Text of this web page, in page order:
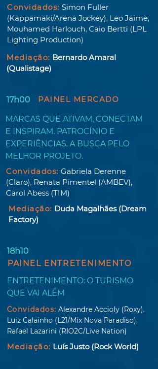
Convidados: Simon Fuller
(Kappamaki/Arena Jockey), Leo Jaime,
Mouhamed Harlouch, Caio Bertti (LPL
Lighting Production)
Mediação: Bernardo Amaral
(Qualistage)
17h00 PAINEL MERCADO
MARCAS QUE ATIVAM, CONECTAM
E INSPIRAM. PATROCÍNIO E
EXPERIÊNCIAS, A BUSCA PELO
MELHOR PROJETO.
Convidados: Gabriela Derenne
(Claro), Renata Pimentel (AMBEV),
Carol Abess (TIM)
Mediação: Duda Magalhães (Dream
Factory)
18h10
PAINEL ENTRETENIMENTO
ENTRETENIMENTO: O TURISMO
QUE VAI ALÉM
Convidados: Alexandre Accioly (Roxy),
Luiz Calainho (L21/Mix Nova Paradiso),
Rafael Lazarini (RIO2C/Live Nation)
Mediação: Luís Justo (Rock World)